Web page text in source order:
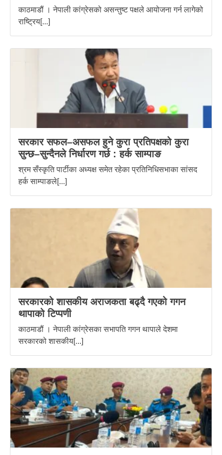
काठमाडौं । नेपाली कांग्रेसको असन्तुष्ट पक्षले आयोजना गर्न लागेको
राष्ट्रिय[...]
सरकार सफल–असफल हुने कुरा प्रतिपक्षको कुरा
सुन्छ–सुन्दैनले निर्धारण गर्छ : हर्क साम्पाङ
श्रम सँस्कृति पार्टीका अध्यक्ष समेत रहेका प्रतिनिधिसभाका सांसद
हर्क साम्पाङले[...]
सरकारको शासकीय अराजकता बढ्दै गएको गगन
थापाको टिप्पणी
काठमाडौं । नेपाली कांग्रेसका सभापति गगन थापाले देशमा
सरकारको शासकीय[...]